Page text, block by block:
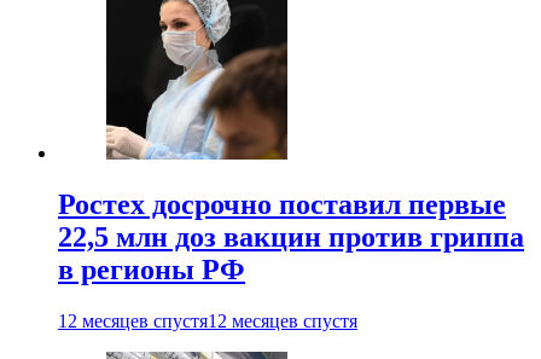
Ростех досрочно поставил первые
22,5 млн доз вакцин против гриппа
в регионы РФ
12 месяцев спустя12 месяцев спустя